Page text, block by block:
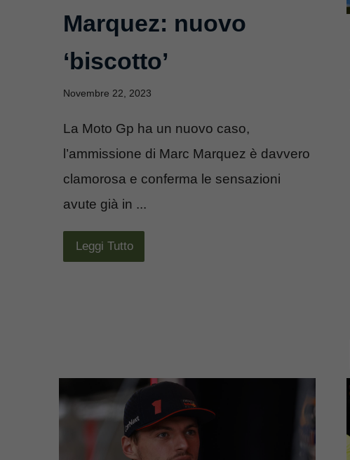
Marquez: nuovo
‘biscotto’
Novembre 22, 2023
La Moto Gp ha un nuovo caso,
l’ammissione di Marc Marquez è davvero
clamorosa e conferma le sensazioni
avute già in ...
Leggi Tutto